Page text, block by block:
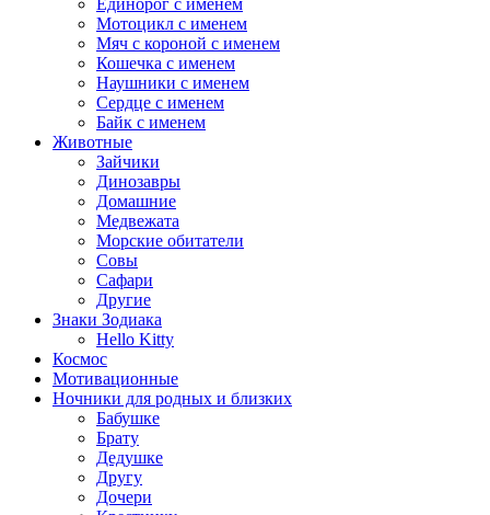
Единорог с именем
Мотоцикл с именем
Мяч с короной с именем
Кошечка с именем
Наушники с именем
Сердце с именем
Байк с именем
Животные
Зайчики
Динозавры
Домашние
Медвежата
Морские обитатели
Совы
Сафари
Другие
Знаки Зодиака
Hello Kitty
Космос
Мотивационные
Ночники для родных и близких
Бабушке
Брату
Дедушке
Другу
Дочери